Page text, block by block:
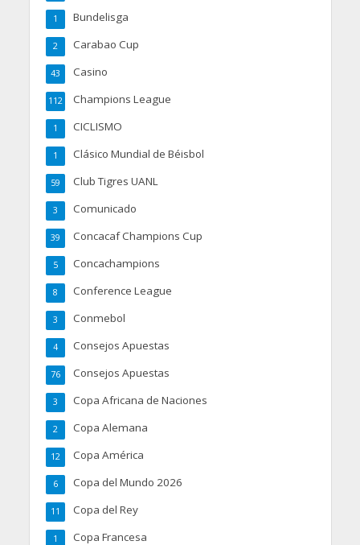
Bundelisga
1
Carabao Cup
2
Casino
43
Champions League
112
CICLISMO
1
Clásico Mundial de Béisbol
1
Club Tigres UANL
59
Comunicado
3
Concacaf Champions Cup
39
Concachampions
5
Conference League
8
Conmebol
3
Consejos Apuestas
4
Consejos Apuestas
76
Copa Africana de Naciones
3
Copa Alemana
2
Copa América
12
Copa del Mundo 2026
6
Copa del Rey
11
Copa Francesa
1